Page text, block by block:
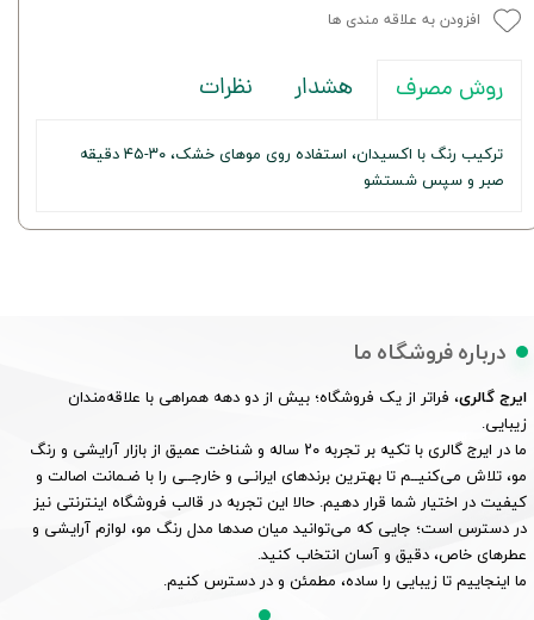
افزودن به علاقه مندی ها
روش مصرف هشدار نظرات
ترکیب رنگ با اکسیدان، استفاده روی موهای خشک، ۳۰-۴۵ دقیقه
صبر و سپس شستشو
درباره فروشگاه ما
ایرج گالری، فراتر از یک فروشگاه؛ بیش از دو دهه همراهی با علاقه‌مندان
زیبایی.
ما در ایرج گالری با تکیه بر تجربه ۲۰ ساله و شناخت عمیق از بازار آرایشی و رنگ
مو، تلاش می‌کنیــم تا بهترین برندهای ایرانـی و خارجــی را با ضـمانت اصالت و
کیفیت در اختیار شما قرار دهیم. حالا این تجربه در قالب فروشگاه اینترنتی نیز
در دسترس است؛ جایی که می‌توانید میان صدها مدل رنگ مو، لوازم آرایشی و
عطرهای خاص، دقیق و آسان انتخاب کنید.
ما اینجاییم تا زیبایی را ساده، مطمئن و در دسترس کنیم.